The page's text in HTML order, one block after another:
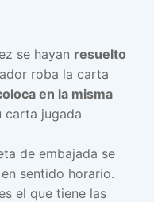
se hayan resuelto
roba la carta
en la misma
carta jugada
de embajada se
en sentido horario.
el que tiene las